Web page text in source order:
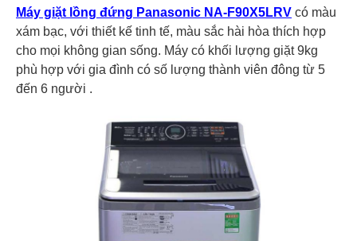
Máy giặt lồng đứng Panasonic NA-F90X5LRV có màu
xám bạc, với thiết kế tinh tế, màu sắc hài hòa thích hợp
cho mọi không gian sống. Máy có khối lượng giặt 9kg
phù hợp với gia đình có số lượng thành viên đông từ 5
đến 6 người .